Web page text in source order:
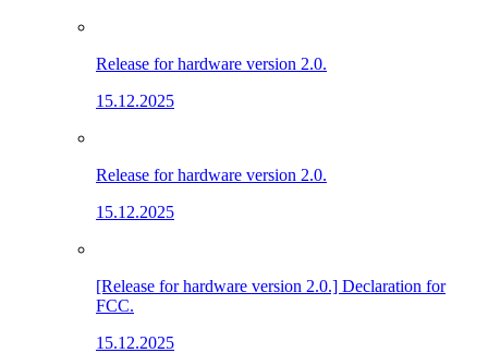
Release for hardware version 2.0.
15.12.2025
Release for hardware version 2.0.
15.12.2025
[Release for hardware version 2.0.] Declaration for
FCC.
15.12.2025